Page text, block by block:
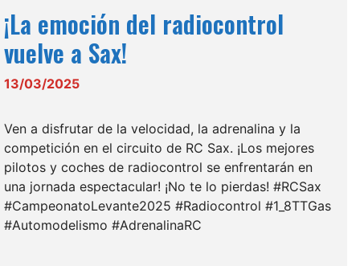
¡La emoción del radiocontrol
vuelve a Sax!
13/03/2025
Ven a disfrutar de la velocidad, la adrenalina y la
competición en el circuito de RC Sax. ¡Los mejores
pilotos y coches de radiocontrol se enfrentarán en
una jornada espectacular! ¡No te lo pierdas! #RCSax
#CampeonatoLevante2025 #Radiocontrol #1_8TTGas
#Automodelismo #AdrenalinaRC